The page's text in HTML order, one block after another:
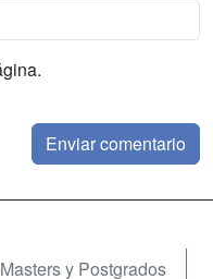
Masters y Postgrados